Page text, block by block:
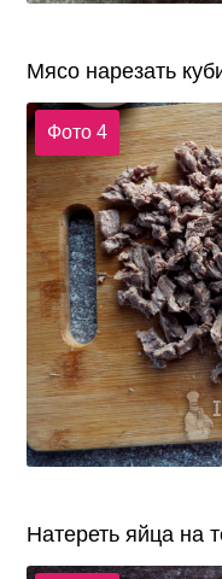
Мясо нарезать
Фото 4
Натереть яйца на